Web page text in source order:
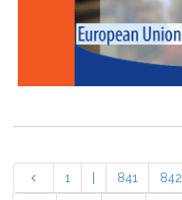
1 841 842